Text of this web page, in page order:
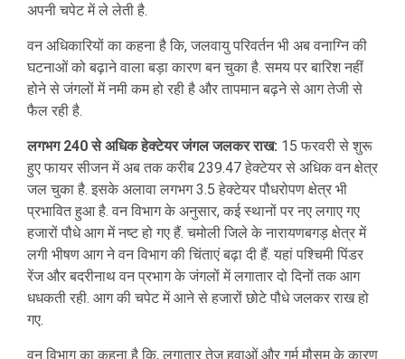
अपनी चपेट में ले लेती है.
वन अधिकारियों का कहना है कि, जलवायु परिवर्तन भी अब वनाग्नि की
घटनाओं को बढ़ाने वाला बड़ा कारण बन चुका है. समय पर बारिश नहीं
होने से जंगलों में नमी कम हो रही है और तापमान बढ़ने से आग तेजी से
फैल रही है.
लगभग 240 से अधिक हेक्टेयर जंगल जलकर राख: 15 फरवरी से शुरू
हुए फायर सीजन में अब तक करीब 239.47 हेक्टेयर से अधिक वन क्षेत्र
जल चुका है. इसके अलावा लगभग 3.5 हेक्टेयर पौधरोपण क्षेत्र भी
प्रभावित हुआ है. वन विभाग के अनुसार, कई स्थानों पर नए लगाए गए
हजारों पौधे आग में नष्ट हो गए हैं. चमोली जिले के नारायणबगड़ क्षेत्र में
लगी भीषण आग ने वन विभाग की चिंताएं बढ़ा दी हैं. यहां पश्चिमी पिंडर
रेंज और बदरीनाथ वन प्रभाग के जंगलों में लगातार दो दिनों तक आग
धधकती रही. आग की चपेट में आने से हजारों छोटे पौधे जलकर राख हो
गए.
वन विभाग का कहना है कि, लगातार तेज हवाओं और गर्म मौसम के कारण